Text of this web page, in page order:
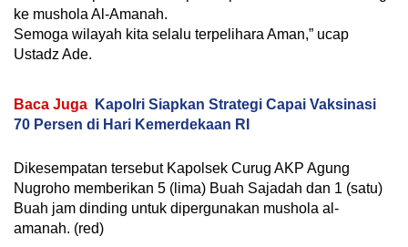
ke mushola Al-Amanah.
Semoga wilayah kita selalu terpelihara Aman,” ucap
Ustadz Ade.
Baca Juga
Kapolri Siapkan Strategi Capai Vaksinasi
70 Persen di Hari Kemerdekaan RI
Dikesempatan tersebut Kapolsek Curug AKP Agung
Nugroho memberikan 5 (lima) Buah Sajadah dan 1 (satu)
Buah jam dinding untuk dipergunakan mushola al-
amanah. (red)